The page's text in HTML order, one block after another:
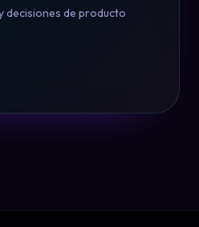
decisiones de producto